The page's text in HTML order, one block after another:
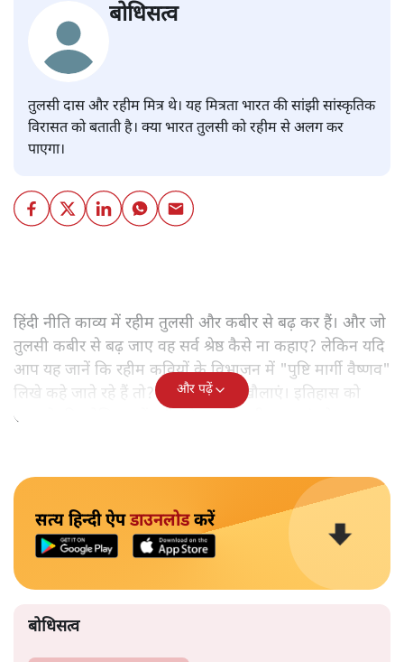
बोधिसत्व
तुलसी दास और रहीम मित्र थे। यह मित्रता भारत की सांझी सांस्कृतिक
विरासत को बताती है। क्या भारत तुलसी को रहीम से अलग कर
पाएगा।
हिंदी नीति काव्य में रहीम तुलसी और कबीर से बढ़ कर हैं। और जो
तुलसी कबीर से बढ़ जाए वह सर्व श्रेष्ठ कैसे ना कहाए? लेकिन यदि
आप यह जानें कि रहीम कवियों के विभाजन में "पुष्टि मार्गी वैष्णव"
लिखे कहे जाते रहे हैं तो? अपना खून ना खौलाएं। इतिहास को
समझने की कोशिश करें। सीखने का यत्न भी कर पाएं तो!
और पढ़ें
सत्य हिन्दी ऐपडाउनलोडकरें
बोधिसत्व